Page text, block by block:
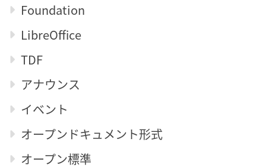
Foundation
LibreOffice
TDF
アナウンス
イベント
オープンドキュメント形式
オープン標準